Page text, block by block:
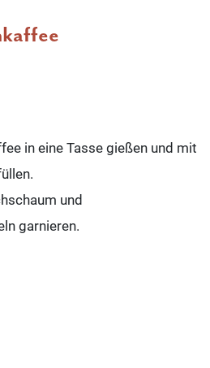
in eine Tasse gießen und mit
und
garnieren.